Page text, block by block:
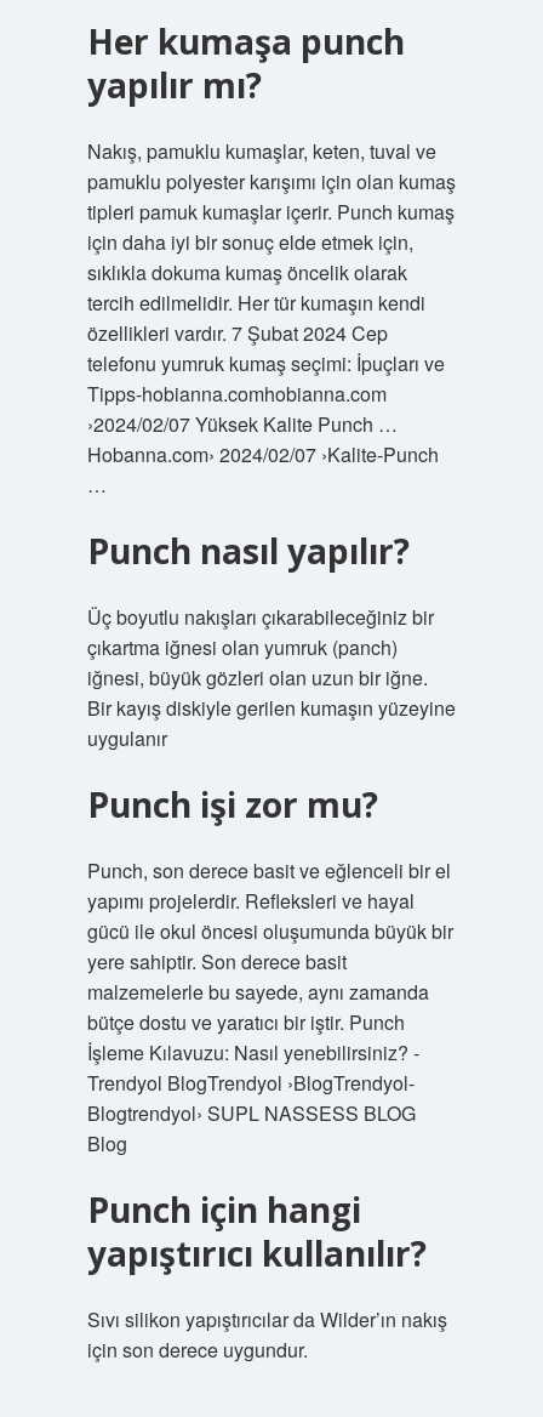
Her kumaşa punch
yapılır mı?
Nakış, pamuklu kumaşlar, keten, tuval ve
pamuklu polyester karışımı için olan kumaş
tipleri pamuk kumaşlar içerir. Punch kumaş
için daha iyi bir sonuç elde etmek için,
sıklıkla dokuma kumaş öncelik olarak
tercih edilmelidir. Her tür kumaşın kendi
özellikleri vardır. 7 Şubat 2024 Cep
telefonu yumruk kumaş seçimi: İpuçları ve
Tipps-hobianna.comhobianna.com
›2024/02/07 Yüksek Kalite Punch …
Hobanna.com› 2024/02/07 ›Kalite-Punch
…
Punch nasıl yapılır?
Üç boyutlu nakışları çıkarabileceğiniz bir
çıkartma iğnesi olan yumruk (panch)
iğnesi, büyük gözleri olan uzun bir iğne.
Bir kayış diskiyle gerilen kumaşın yüzeyine
uygulanır
Punch işi zor mu?
Punch, son derece basit ve eğlenceli bir el
yapımı projelerdir. Refleksleri ve hayal
gücü ile okul öncesi oluşumunda büyük bir
yere sahiptir. Son derece basit
malzemelerle bu sayede, aynı zamanda
bütçe dostu ve yaratıcı bir iştir. Punch
İşleme Kılavuzu: Nasıl yenebilirsiniz? -
Trendyol BlogTrendyol ›BlogTrendyol-
Blogtrendyol› SUPL NASSESS BLOG
Blog
Punch için hangi
yapıştırıcı kullanılır?
Sıvı silikon yapıştırıcılar da Wilder’ın nakış
için son derece uygundur.